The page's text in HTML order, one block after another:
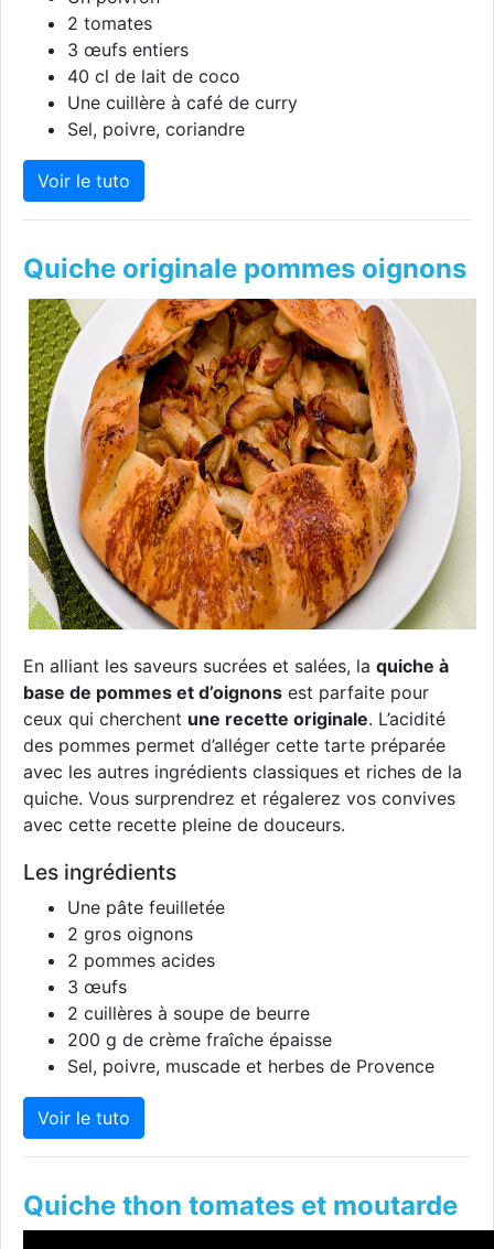
2 tomates
3 œufs entiers
40 cl de lait de coco
Une cuillère à café de curry
Sel, poivre, coriandre
Voir le tuto
Quiche originale pommes oignons
En alliant les saveurs sucrées et salées, la quiche à
base de pommes et d’oignons est parfaite pour
ceux qui cherchent une recette originale. L’acidité
des pommes permet d’alléger cette tarte préparée
avec les autres ingrédients classiques et riches de la
quiche. Vous surprendrez et régalerez vos convives
avec cette recette pleine de douceurs.
Les ingrédients
Une pâte feuilletée
2 gros oignons
2 pommes acides
3 œufs
2 cuillères à soupe de beurre
200 g de crème fraîche épaisse
Sel, poivre, muscade et herbes de Provence
Voir le tuto
Quiche thon tomates et moutarde